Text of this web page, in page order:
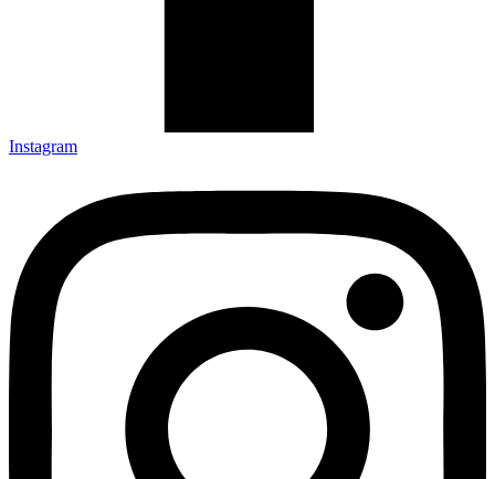
Instagram